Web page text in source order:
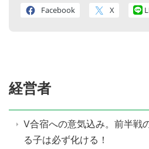
Facebook X
経営者
V合宿への意気込み。前半戦
る子は必ず化ける！